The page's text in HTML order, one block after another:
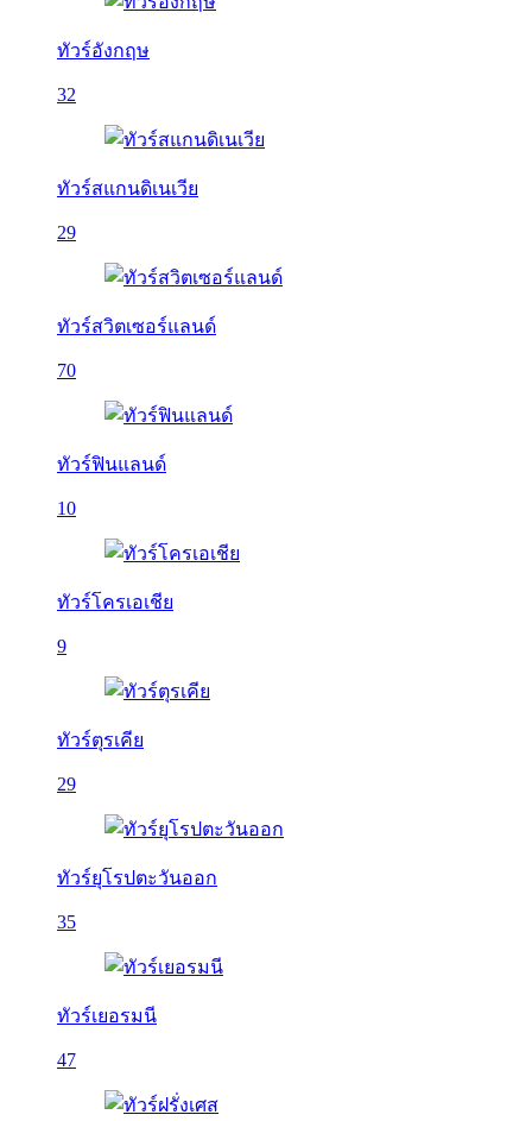
ทัวร์อังกฤษ
32
ทัวร์สแกนดิเนเวีย
29
ทัวร์สวิตเซอร์แลนด์
70
ทัวร์ฟินแลนด์
10
ทัวร์โครเอเชีย
9
ทัวร์ตุรเคีย
29
ทัวร์ยุโรปตะวันออก
35
ทัวร์เยอรมนี
47